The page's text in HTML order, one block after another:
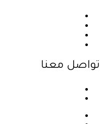
تواصل معنا